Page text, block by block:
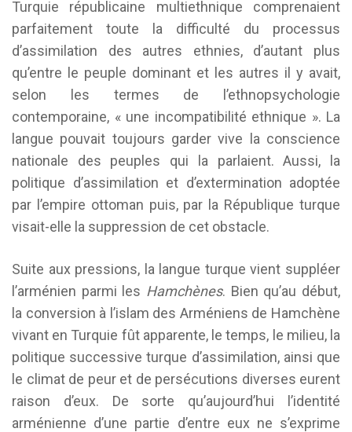
Turquie républicaine multiethnique comprenaient
parfaitement toute la difficulté du processus
d’assimilation des autres ethnies, d’autant plus
qu’entre le peuple dominant et les autres il y avait,
selon les termes de l’ethnopsychologie
contemporaine, « une incompatibilité ethnique ». La
langue pouvait toujours garder vive la conscience
nationale des peuples qui la parlaient. Aussi, la
politique d’assimilation et d’extermination adoptée
par l’empire ottoman puis, par la République turque
visait-elle la suppression de cet obstacle.
Suite aux pressions, la langue turque vient suppléer
l’arménien parmi les Hamchènes. Bien qu’au début,
la conversion à l’islam des Arméniens de Hamchène
vivant en Turquie fût apparente, le temps, le milieu, la
politique successive turque d’assimilation, ainsi que
le climat de peur et de persécutions diverses eurent
raison d’eux. De sorte qu’aujourd’hui l’identité
arménienne d’une partie d’entre eux ne s’exprime